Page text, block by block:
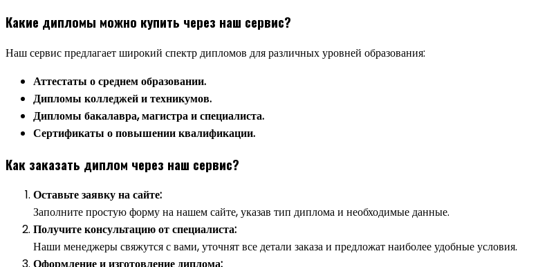
Какие дипломы можно купить через наш сервис?
Наш сервис предлагает широкий спектр дипломов для различных уровней образования:
Аттестаты о среднем образовании.
Дипломы колледжей и техникумов.
Дипломы бакалавра, магистра и специалиста.
Сертификаты о повышении квалификации.
Как заказать диплом через наш сервис?
Оставьте заявку на сайте:
Заполните простую форму на нашем сайте, указав тип диплома и необходимые данные.
Получите консультацию от специалиста:
Наши менеджеры свяжутся с вами, уточнят все детали заказа и предложат наиболее удобные условия.